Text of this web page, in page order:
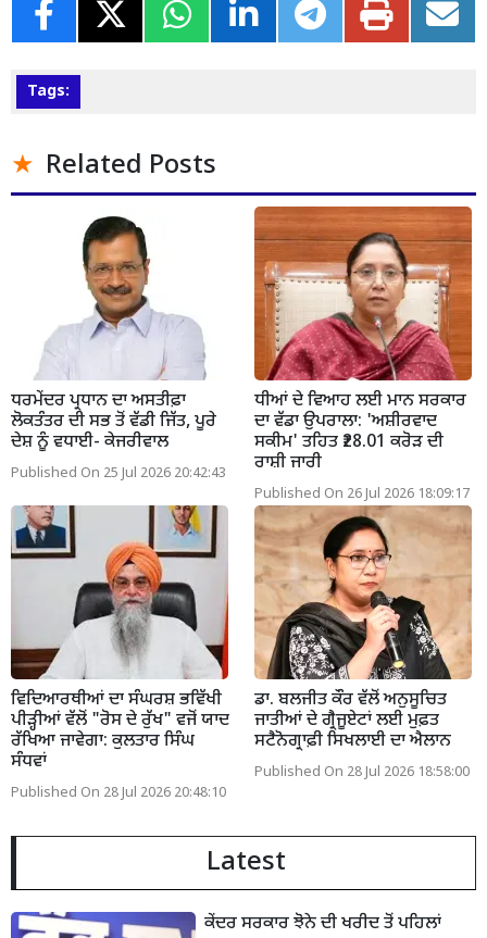
Tags:
Related Posts
ਧਰਮੇਂਦਰ ਪ੍ਰਧਾਨ ਦਾ ਅਸਤੀਫ਼ਾ
ਲੋਕਤੰਤਰ ਦੀ ਸਭ ਤੋਂ ਵੱਡੀ ਜਿੱਤ, ਪੂਰੇ
ਦੇਸ਼ ਨੂੰ ਵਧਾਈ- ਕੇਜਰੀਵਾਲ
Published On 25 Jul 2026 20:42:43
ਧੀਆਂ ਦੇ ਵਿਆਹ ਲਈ ਮਾਨ ਸਰਕਾਰ
ਦਾ ਵੱਡਾ ਉਪਰਾਲਾ: 'ਅਸ਼ੀਰਵਾਦ
ਸਕੀਮ' ਤਹਿਤ ₹28.01 ਕਰੋੜ ਦੀ
ਰਾਸ਼ੀ ਜਾਰੀ
Published On 26 Jul 2026 18:09:17
ਵਿਦਿਆਰਥੀਆਂ ਦਾ ਸੰਘਰਸ਼ ਭਵਿੱਖੀ
ਪੀੜ੍ਹੀਆਂ ਵੱਲੋਂ "ਰੋਸ ਦੇ ਰੁੱਖ" ਵਜੋਂ ਯਾਦ
ਰੱਖਿਆ ਜਾਵੇਗਾ: ਕੁਲਤਾਰ ਸਿੰਘ
ਸੰਧਵਾਂ
Published On 28 Jul 2026 20:48:10
ਡਾ. ਬਲਜੀਤ ਕੌਰ ਵੱਲੋਂ ਅਨੁਸੂਚਿਤ
ਜਾਤੀਆਂ ਦੇ ਗ੍ਰੈਜੂਏਟਾਂ ਲਈ ਮੁਫ਼ਤ
ਸਟੈਨੋਗ੍ਰਾਫ਼ੀ ਸਿਖਲਾਈ ਦਾ ਐਲਾਨ
Published On 28 Jul 2026 18:58:00
Latest
ਕੇਂਦਰ ਸਰਕਾਰ ਝੋਨੇ ਦੀ ਖਰੀਦ ਤੋਂ ਪਹਿਲਾਂ